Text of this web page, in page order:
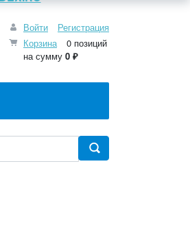
Войти
Регистрация
Корзина
0 позиций
на сумму 0 ₽